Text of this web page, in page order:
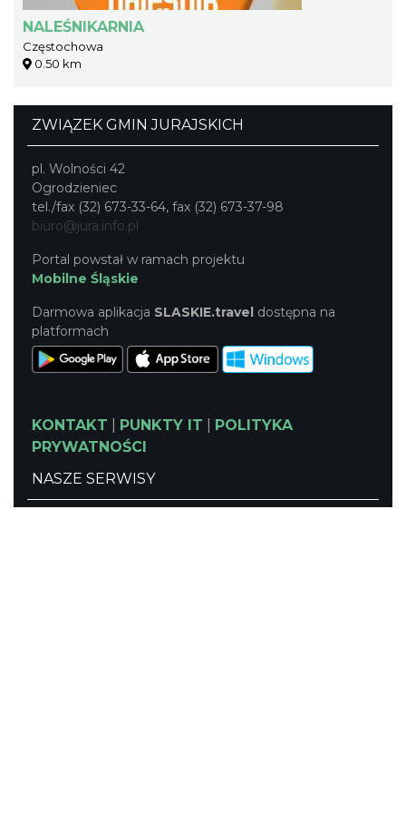
NALEŚNIKARNIA
Częstochowa
0.50 km
ZWIĄZEK GMIN JURAJSKICH
pl. Wolności 42
Ogrodzieniec
tel./fax (32) 673-33-64, fax (32) 673-37-98
biuro@jura.info.pl
Portal powstał w ramach projektu
Mobilne Śląskie
Darmowa aplikacja SLASKIE.travel dostępna na
platformach
KONTAKT PUNKTY IT
POLITYKA
PRYWATNOŚCI
NASZE SERWISY